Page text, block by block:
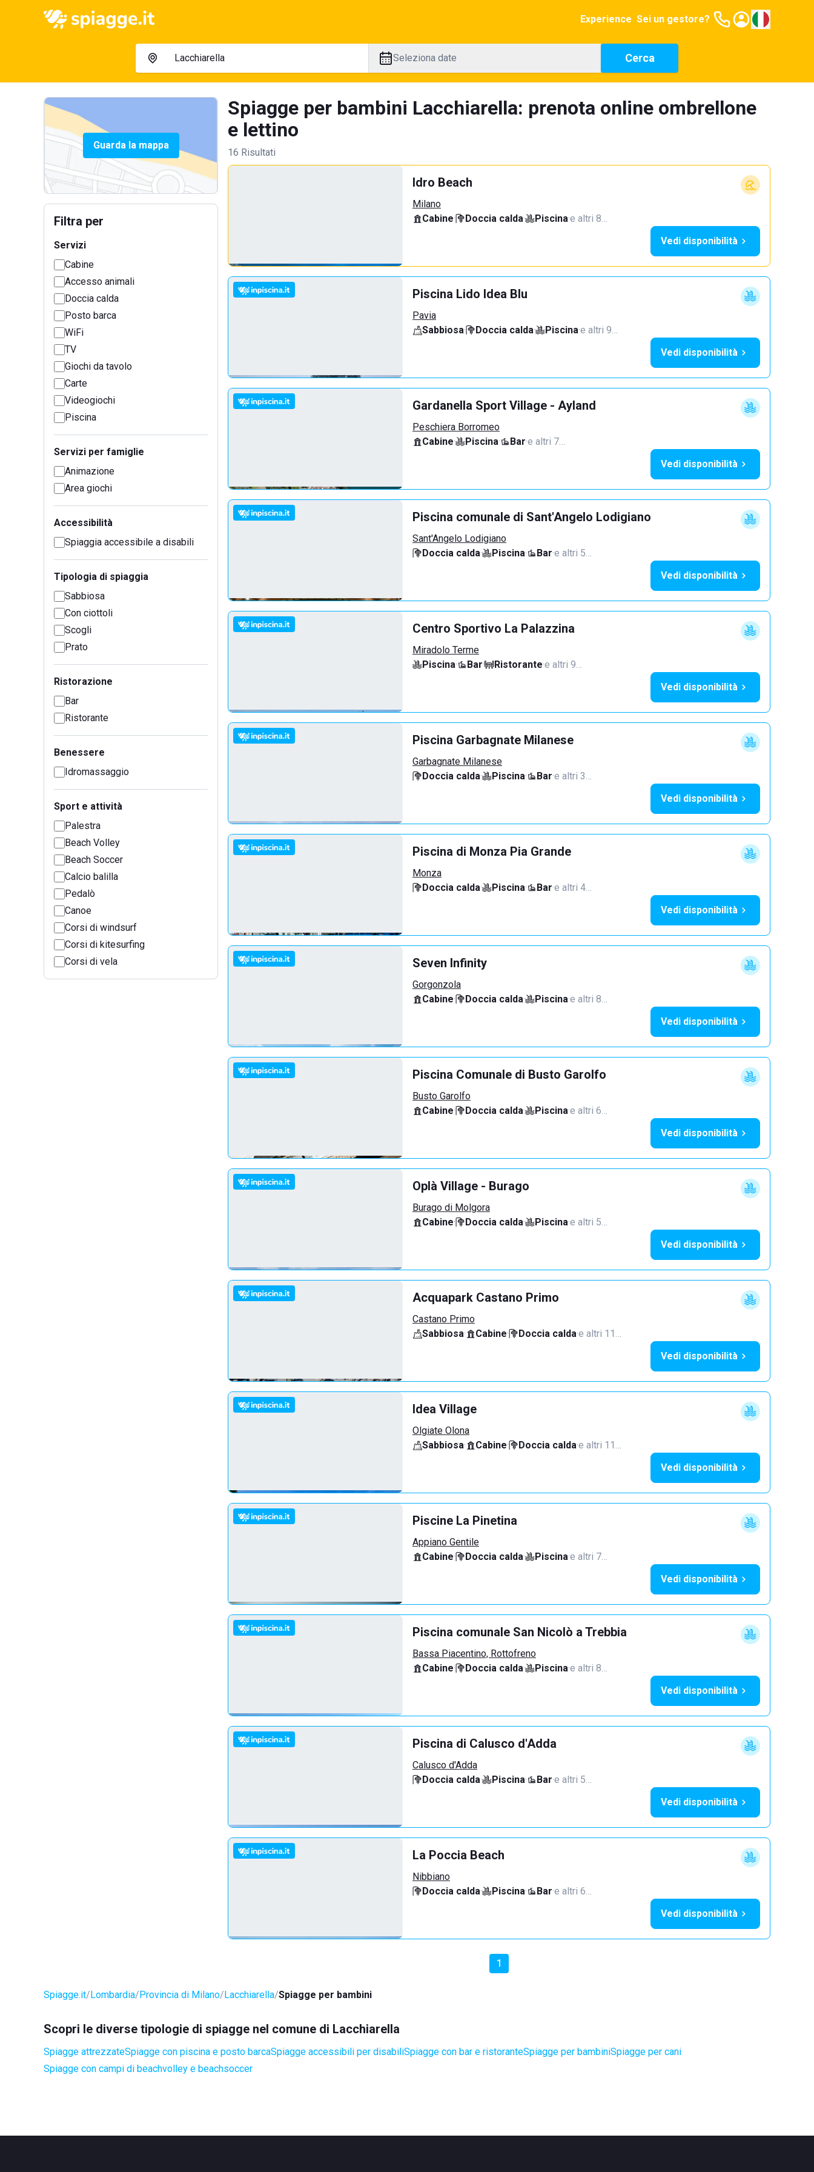
Experience Sei un gestore?
Seleziona date Cerca
Guarda la mappa
Filtra per
Servizi
Cabine
Accesso animali
Doccia calda
Posto barca
WiFi
TV
Giochi da tavolo
Carte
Videogiochi
Piscina
Servizi per famiglie
Animazione
Area giochi
Accessibilità
Spiaggia accessibile a disabili
Tipologia di spiaggia
Sabbiosa
Con ciottoli
Scogli
Prato
Ristorazione
Bar
Ristorante
Benessere
Idromassaggio
Sport e attività
Palestra
Beach Volley
Beach Soccer
Calcio balilla
Pedalò
Canoe
Corsi di windsurf
Corsi di kitesurfing
Corsi di vela
Spiagge per bambini Lacchiarella: prenota online ombrellone
e lettino
16 Risultati
Idro Beach
Milano
Cabine· Doccia calda· Piscina·e altri 8…
Vedi disponibilità
Piscina Lido Idea Blu
Pavia
Sabbiosa· Doccia calda· Piscina·e altri 9…
Vedi disponibilità
Gardanella Sport Village - Ayland
Peschiera Borromeo
Cabine· Piscina· Bar·e altri 7…
Vedi disponibilità
Piscina comunale di Sant'Angelo Lodigiano
Sant'Angelo Lodigiano
Doccia calda· Piscina· Bar·e altri 5…
Vedi disponibilità
Centro Sportivo La Palazzina
Miradolo Terme
Piscina· Bar· Ristorante·e altri 9…
Vedi disponibilità
Piscina Garbagnate Milanese
Garbagnate Milanese
Doccia calda· Piscina· Bar·e altri 3…
Vedi disponibilità
Piscina di Monza Pia Grande
Monza
Doccia calda· Piscina· Bar·e altri 4…
Vedi disponibilità
Seven Infinity
Gorgonzola
Cabine· Doccia calda· Piscina·e altri 8…
Vedi disponibilità
Piscina Comunale di Busto Garolfo
Busto Garolfo
Cabine· Doccia calda· Piscina·e altri 6…
Vedi disponibilità
Oplà Village - Burago
Burago di Molgora
Cabine· Doccia calda· Piscina·e altri 5…
Vedi disponibilità
Acquapark Castano Primo
Castano Primo
Sabbiosa· Cabine· Doccia calda·e altri 11…
Vedi disponibilità
Idea Village
Olgiate Olona
Sabbiosa· Cabine· Doccia calda·e altri 11…
Vedi disponibilità
Piscine La Pinetina
Appiano Gentile
Cabine· Doccia calda· Piscina·e altri 7…
Vedi disponibilità
Piscina comunale San Nicolò a Trebbia
Bassa Piacentino, Rottofreno
Cabine· Doccia calda· Piscina·e altri 8…
Vedi disponibilità
Piscina di Calusco d'Adda
Calusco d'Adda
Doccia calda· Piscina· Bar·e altri 5…
Vedi disponibilità
La Poccia Beach
Nibbiano
Doccia calda· Piscina· Bar·e altri 6…
Vedi disponibilità
1
Spiagge.it Lombardia Provincia di Milano Lacchiarella Spiagge per bambini
Scopri le diverse tipologie di spiagge nel comune di Lacchiarella
Spiagge attrezzateSpiagge con piscina e posto barcaSpiagge accessibili per disabiliSpiagge con bar e ristoranteSpiagge per bambiniSpiagge per cani
Spiagge con campi di beachvolley e beachsoccer